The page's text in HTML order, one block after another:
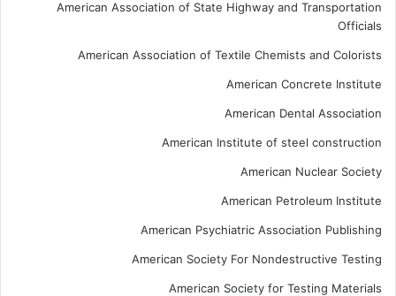
American Association of State Highway and Transportation
Officials
American Association of Textile Chemists and Colorists
American Concrete Institute
American Dental Association
American Institute of steel construction
American Nuclear Society
American Petroleum Institute
American Psychiatric Association Publishing
American Society For Nondestructive Testing
American Society for Testing Materials